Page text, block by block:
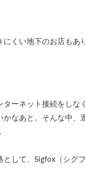
にくい地下のお店もあ
ターネット接続をしな
かなあと。そんな中、
して、Sigfox（シグ